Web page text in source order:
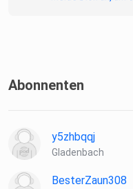
Abonnenten
y5zhbqqj
Gladenbach
BesterZaun308